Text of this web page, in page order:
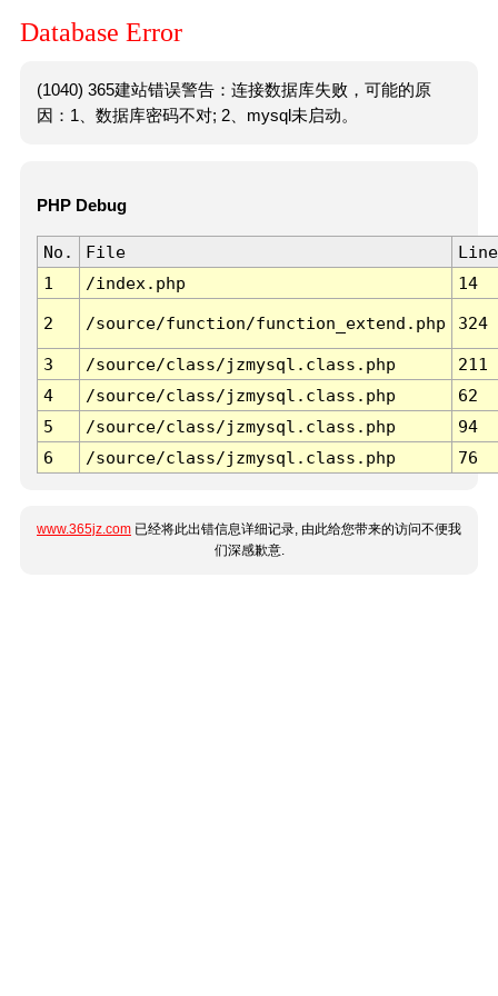
Database Error
(1040) 365建站错误警告：连接数据库失败，可能的原
因：1、数据库密码不对; 2、mysql未启动。
PHP Debug
No. File
Line
1
/index.php 14
2 /source/function/function_extend.php 324
3 /source/class/jzmysql.class.php
211
4
/source/class/jzmysql.class.php
62
5
/source/class/jzmysql.class.php
94
6
/source/class/jzmysql.class.php 76
www.365jz.com 已经将此出错信息详细记录, 由此给您带来的访问不便我
们深感歉意.